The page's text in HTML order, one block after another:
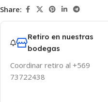
Share:
Retiro en nuestras
bodegas
Coordinar retiro al +569
73722438